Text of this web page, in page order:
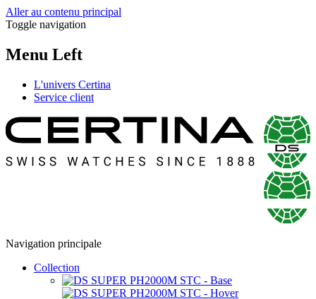
Aller au contenu principal
Toggle navigation
Menu Left
L'univers Certina
Service client
Navigation principale
Collection